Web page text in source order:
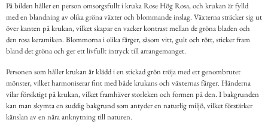
På bilden håller en person omsorgsfullt i kruka Rose Hög Rosa, och krukan är fylld
med en blandning av olika gröna växter och blommande inslag. Växterna sträcker sig ut
över kanten på krukan, vilket skapar en vacker kontrast mellan de gröna bladen och
den rosa keramiken. Blommorna i olika färger, såsom vitt, gult och rött, sticker fram
bland det gröna och ger ett livfullt intryck till arrangemanget.
Personen som håller krukan är klädd i en stickad grön tröja med ett genombrutet
mönster, vilket harmoniserar fint med både krukans och växternas färger. Händerna
vilar försiktigt på krukan, vilket framhäver storleken och formen på den. I bakgrunden
kan man skymta en suddig bakgrund som antyder en naturlig miljö, vilket förstärker
känslan av en nära anknytning till naturen.